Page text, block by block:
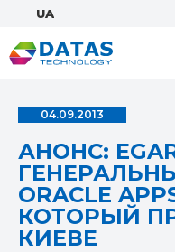
UA:
04.09.2013
АНОНС:
ORACLE
КОТОРЫЙ
КИЕВЕ